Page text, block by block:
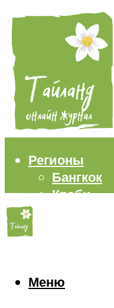
Регионы
Бангкок
Краби
Еда
Меню